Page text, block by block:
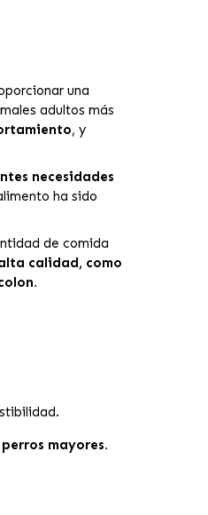
una
adultos más
, y
necesidades
ha sido
de comida
calidad, como
mayores.